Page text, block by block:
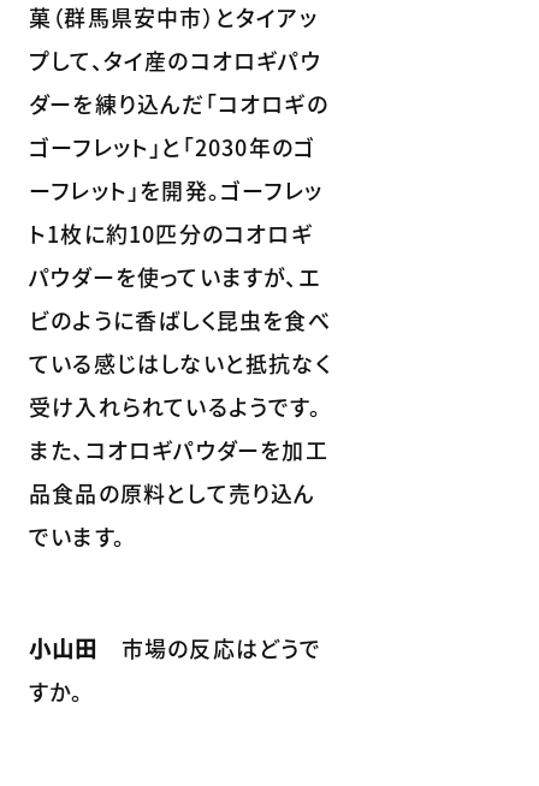
菓（群馬県安中市）とタイアッ
プして、タイ産のコオロギパウ
ダーを練り込んだ「コオロギの
ゴーフレット」と「2030年のゴ
ーフレット」を開発。ゴーフレッ
ト1枚に約10匹分のコオロギ
パウダーを使っていますが、エ
ビのように香ばしく昆虫を食べ
ている感じはしないと抵抗なく
受け入れられているようです。
また、コオロギパウダーを加工
品食品の原料として売り込ん
でいます。
小山田
市場の反応はどうで
すか。